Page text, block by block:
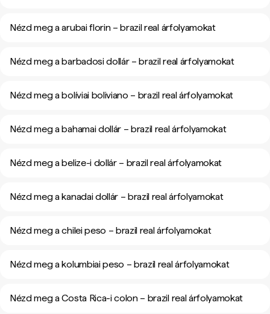
Nézd meg a arubai florin – brazil real árfolyamokat
Nézd meg a barbadosi dollár – brazil real árfolyamokat
Nézd meg a bolíviai boliviano – brazil real árfolyamokat
Nézd meg a bahamai dollár – brazil real árfolyamokat
Nézd meg a belize-i dollár – brazil real árfolyamokat
Nézd meg a kanadai dollár – brazil real árfolyamokat
Nézd meg a chilei peso – brazil real árfolyamokat
Nézd meg a kolumbiai peso – brazil real árfolyamokat
Nézd meg a Costa Rica-i colon – brazil real árfolyamokat